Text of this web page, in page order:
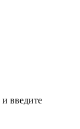
введите